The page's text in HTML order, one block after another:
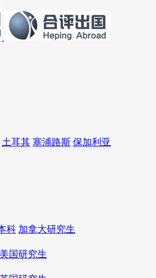
土耳其 塞浦路斯 保加利亚
科 加拿大研究生
美国研究生